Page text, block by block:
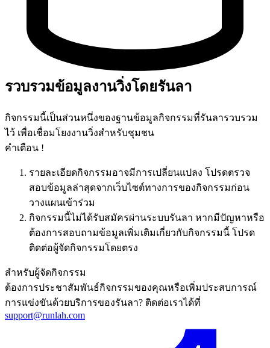
รวบรวมข้อมูลงานวิ่งโดยรันลา
กิจกรรมนี้เป็นส่วนหนึ่งของฐานข้อมูลกิจกรรมที่รันลารวบรวม
ไว้ เพื่อเชื่อมโยงงานวิ่งสำหรับชุมชน
คำเตือน !
รายละเอียดกิจกรรมอาจมีการเปลี่ยนแปลง โปรดตรวจ
สอบข้อมูลล่าสุดจากเว็บไซต์ทางการของกิจกรรมก่อน
วางแผนเข้าร่วม
กิจกรรมนี้ไม่ได้รับสมัครผ่านระบบรันลา หากมีปัญหาหรือ
ต้องการสอบถามข้อมูลเพิ่มเติมเกี่ยวกับกิจกรรมนี้ โปรด
ติดต่อผู้จัดกิจกรรมโดยตรง
สำหรับผู้จัดกิจกรรม
ต้องการประชาสัมพันธ์กิจกรรมของคุณหรือเพิ่มประสบการณ์
การแข่งขันด้วยบริการของรันลา? ติดต่อเราได้ที่
support@runlah.com